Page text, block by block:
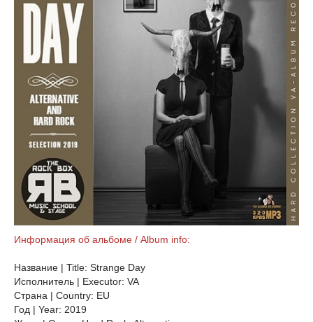
Информация об альбоме / Album info:
Название | Title: Strange Day
Исполнитель | Executor: VA
Страна | Country: EU
Год | Year: 2019